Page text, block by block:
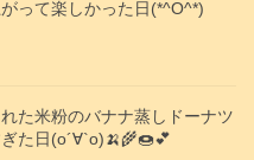
って楽しかった日(*^O^*)
た米粉のバナナ蒸しドーナツ
た日(о´∀`о)🍌🌾🍩💕